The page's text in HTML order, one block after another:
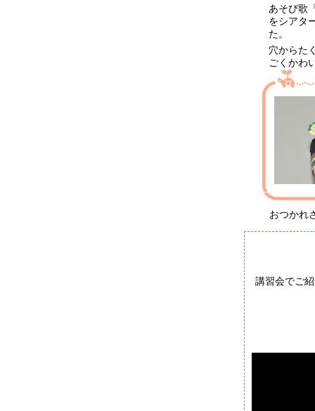
あそび歌
をシアタ
た。
穴からた
ごくかわ
おつかれ
講習会でご